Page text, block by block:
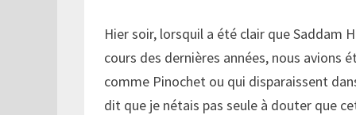
Hier soir, lorsquil a été clair que Saddam
cours des dernières années, nous avions
comme Pinochet ou qui disparaissent
dit que je nétais pas seule à douter que